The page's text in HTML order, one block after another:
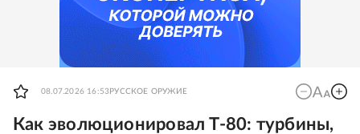
08.07.2026 16:53 РУССКОЕ ОРУЖИЕ
Как эволюционировал Т-80: турбины,